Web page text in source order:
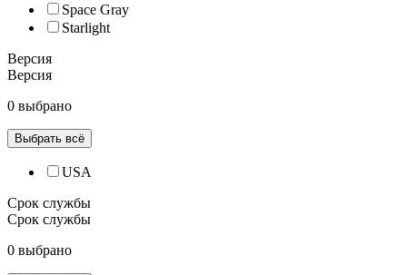
Space Gray
Starlight
Версия
Версия
0 выбрано
Выбрать всё
USA
Срок службы
Срок службы
0 выбрано